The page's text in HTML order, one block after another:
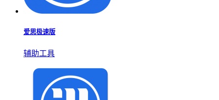
爱思极速版
辅助工具